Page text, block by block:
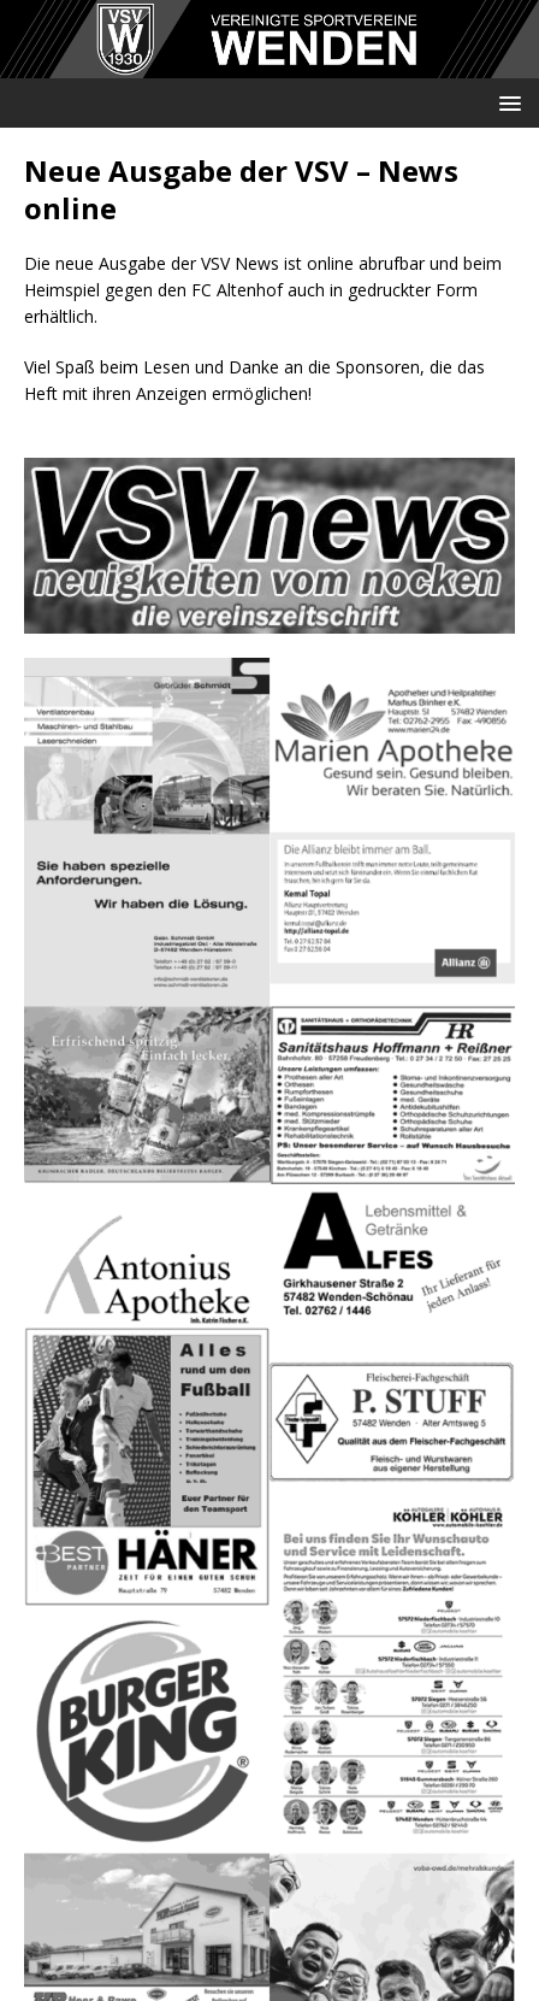
Neue Ausgabe der VSV – News
online
Die neue Ausgabe der VSV News ist online abrufbar und beim
Heimspiel gegen den FC Altenhof auch in gedruckter Form
erhältlich.
Viel Spaß beim Lesen und Danke an die Sponsoren, die das
Heft mit ihren Anzeigen ermöglichen!